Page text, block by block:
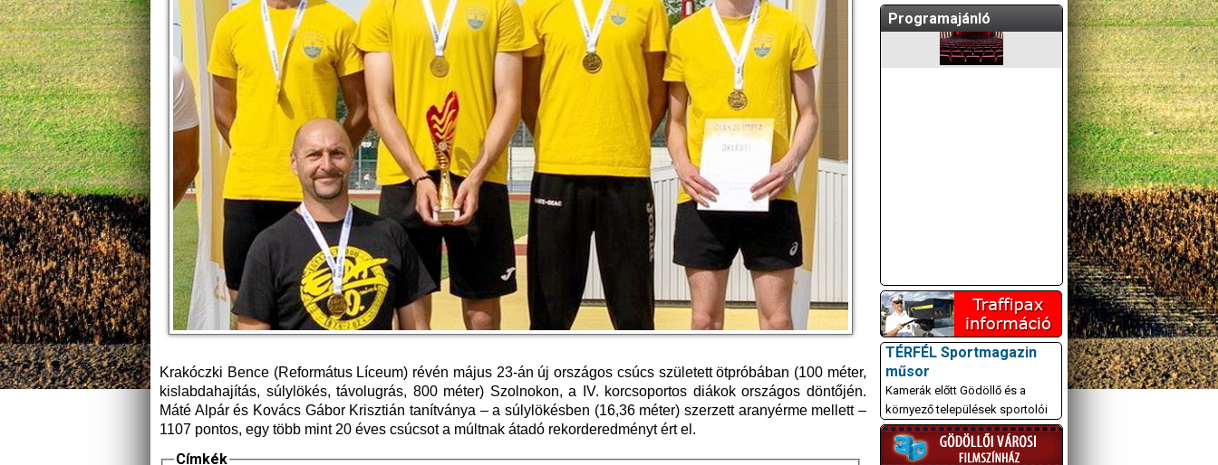
Krakóczki Bence (Református Líceum) révén május 23-án új országos csúcs született ötpróbában (100 méter,
kislabdahajítás, súlylökés, távolugrás, 800 méter) Szolnokon, a IV. korcsoportos diákok országos döntőjén.
Máté Alpár és Kovács Gábor Krisztián tanítványa – a súlylökésben (16,36 méter) szerzett aranyérme mellett –
1107 pontos, egy több mint 20 éves csúcsot a múltnak átadó rekorderedményt ért el.
Címkék
Programajánló
TÉRFÉL Sportmagazin
műsor
Kamerák előtt Gödöllő és a
környező települések sportolói